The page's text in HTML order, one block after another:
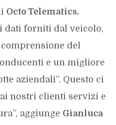
Octo Telematics.
dati forniti dal veicolo,
del
e un migliore
aziendali”. Questo ci
nostri clienti servizi e
aggiunge Gianluca